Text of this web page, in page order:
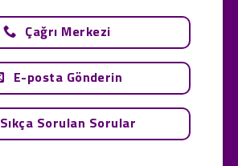
Çağrı Merkezi
E-posta Gönderin
Sıkça Sorulan Sorular